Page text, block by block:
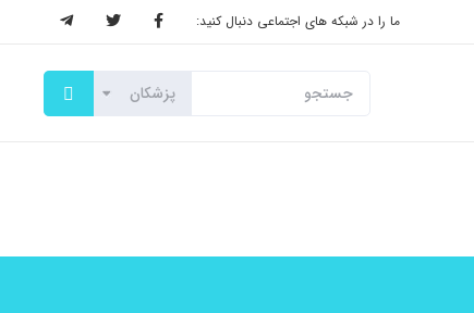
ما را در شبکه های اجتماعی دنبال کنید: